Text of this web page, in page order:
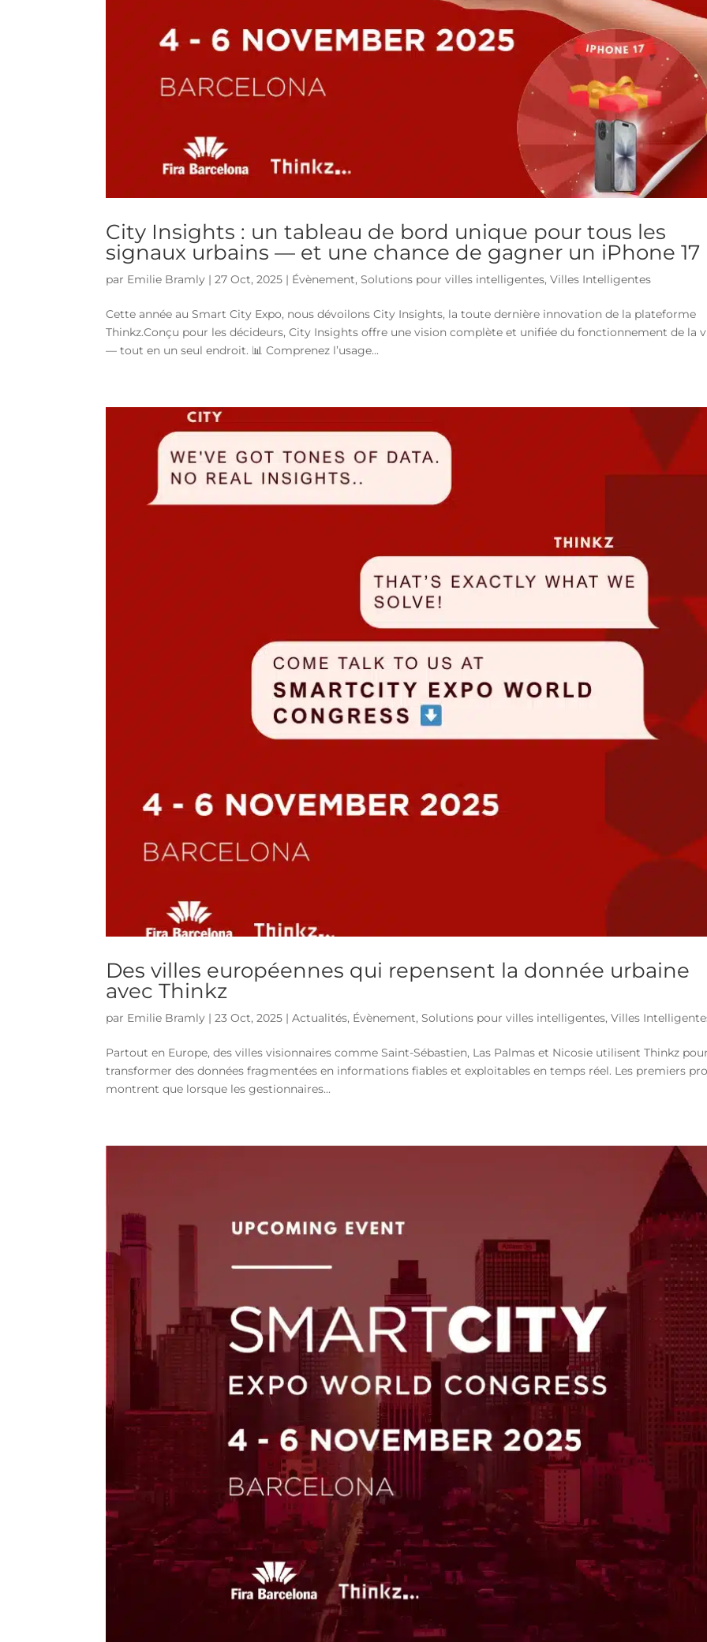
City Insights : un tableau de bord unique pour tous les
signaux urbains — et une chance de gagner un iPhone 17
par Emilie Bramly |27 Oct, 2025 | Évènement,Solutions pour villes intelligentes,Villes Intelligentes
Cette année au Smart City Expo, nous dévoilons City Insights, la toute dernière innovation de la plateforme
Thinkz.Conçu pour les décideurs, City Insights offre une vision complète et unifiée du fonctionnement de la
— tout en un seul endroit. 📊 Comprenez l’usage...
Des villes européennes qui repensent la donnée urbaine
avec Thinkz
par Emilie Bramly |23 Oct, 2025 |Actualités, Évènement,Solutions pour villes intelligentes,Villes
Partout en Europe, des villes visionnaires comme Saint-Sébastien, Las Palmas et Nicosie utilisent Thinkz
transformer des données fragmentées en informations fiables et exploitables en temps réel. Les premiers
montrent que lorsque les gestionnaires...